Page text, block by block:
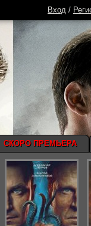
Вход /
СКОРО ПРЕМЬЕРА